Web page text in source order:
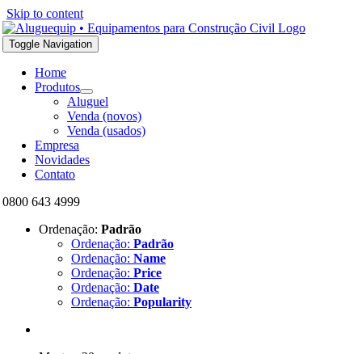
Skip to content
Toggle Navigation
Home
Produtos
Aluguel
Venda (novos)
Venda (usados)
Empresa
Novidades
Contato
0800 643 4999
Ordenação: Padrão
Ordenação: Padrão
Ordenação: Name
Ordenação: Price
Ordenação: Date
Ordenação: Popularity